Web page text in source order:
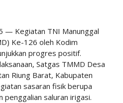
— Kegiatan TNI Manunggal
Ke-126 oleh Kodim
progres positif.
Satgas TMMD Desa
Riung Barat, Kabupaten
sasaran fisik berupa
saluran irigasi.